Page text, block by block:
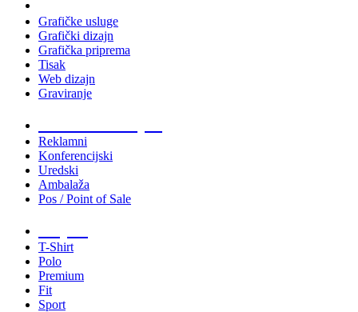
Grafičke usluge
Grafički dizajn
Grafička priprema
Tisak
Web dizajn
Graviranje
Reklamni
Konferencijski
Uredski
Ambalaža
Pos / Point of Sale
T-Shirt
Polo
Premium
Fit
Sport